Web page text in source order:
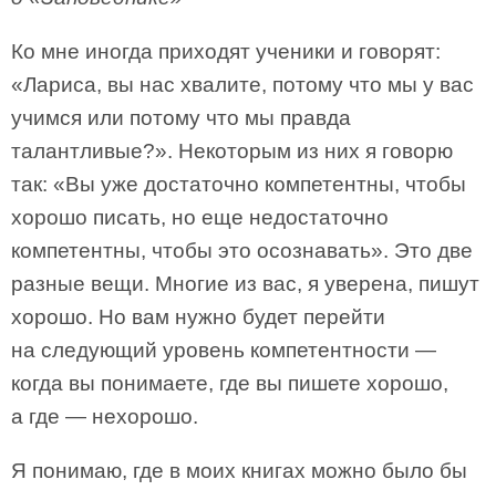
Ко мне иногда приходят ученики и говорят:
«Лариса, вы нас хвалите, потому что мы у вас
учимся или потому что мы правда
талантливые?». Некоторым из них я говорю
так: «Вы уже достаточно компетентны, чтобы
хорошо писать, но еще недостаточно
компетентны, чтобы это осознавать». Это две
разные вещи. Многие из вас, я уверена, пишут
хорошо. Но вам нужно будет перейти
на следующий уровень компетентности —
когда вы понимаете, где вы пишете хорошо,
а где — нехорошо.
Я понимаю, где в моих книгах можно было бы